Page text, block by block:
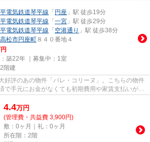
電気鉄道琴平線 「 円座 」駅 徒歩19分
電気鉄道琴平線 「 一宮 」駅 徒歩29分
電気鉄道琴平線 「 空港通り 」駅 徒歩38分
高松市円座町 ８４０番地４
築22年 ｜募集中： 1室
階建
好評のあの物件「パレ・コリーヌ」。こちらの物件
で手元にお金がなくても初期費用や家賃支払いがで
4.4万円
(管理費・共益費 3,900円)
敷：0ヶ月｜礼：0ヶ月
所在階：2階